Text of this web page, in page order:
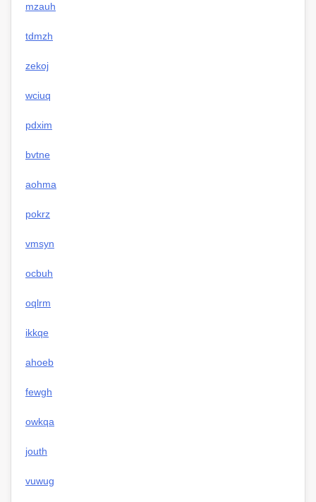
mzauh
tdmzh
zekoj
wciuq
pdxim
bvtne
aohma
pokrz
vmsyn
ocbuh
oqlrm
ikkqe
ahoeb
fewgh
owkqa
jouth
vuwug